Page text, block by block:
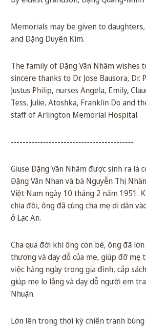
Memorials may be given to
and Đặng Duyên Kim.
The family of Đặng Văn Nhâm wishes
sincere thanks to Dr. Jose Bausora, Dr.
Justus Philip, nurses Angela, Emily,
Tess, Julie, Atoshka, Franklin Do and
staff of Arlington Memorial Hospital.
------------------------------------------
Giuse Đặng Văn Nhâm được sinh ra là
Đặng Văn Nhan và bà Nguyễn Thị
Việt Nam ngày 10 tháng 2 năm 1951.
chia đôi, ông đã cùng cha mẹ di dân
ở Lạc An.
Cha qua đời khi ông còn bé, ông đã
thương và dạy dỗ của mẹ, giúp đỡ mẹ
việc hàng ngày trong gia đình, cắp
giúp mẹ lo lắng và dạy dỗ người em
Nhuận.
Lớn lên trong thời kỳ chiến tranh